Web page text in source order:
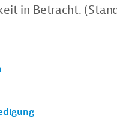
in Betracht.